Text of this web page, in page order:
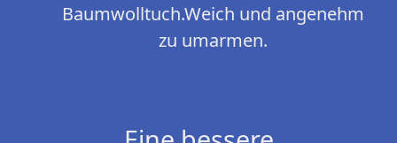
Baumwolltuch.Weich und angenehm
zu umarmen.